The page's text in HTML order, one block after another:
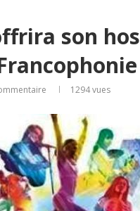
son
1294vues